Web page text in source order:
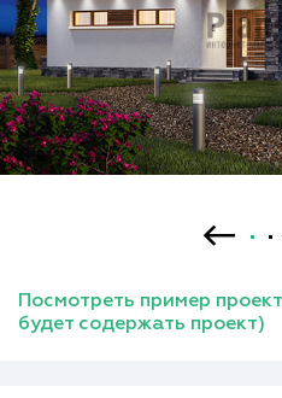
Посмотреть пример
будет содержать проект)